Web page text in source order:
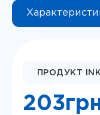
ПРОДУКТ
203